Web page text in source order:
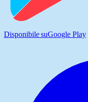
Disponibile suGoogle Play